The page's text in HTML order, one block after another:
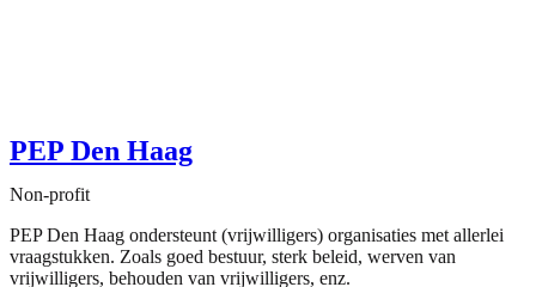
PEP Den Haag
Non-profit
PEP Den Haag ondersteunt (vrijwilligers) organisaties met allerlei
vraagstukken. Zoals goed bestuur, sterk beleid, werven van
vrijwilligers, behouden van vrijwilligers, enz.